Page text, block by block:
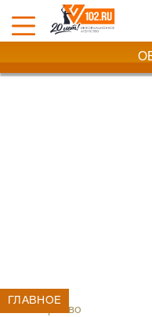
Общество
ГЛАВНОЕ